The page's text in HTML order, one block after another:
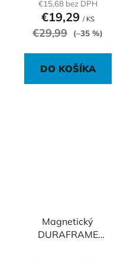
€15,68 bez DPH
€19,29 / KS
€29,99 (–35 %)
DO KOŠÍKA
Magnetický
DURAFRAME